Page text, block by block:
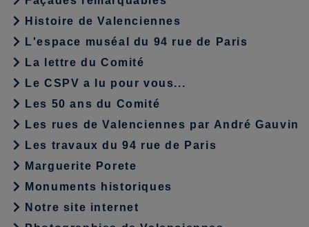
Histoire de Valenciennes
L'espace muséal du 94 rue de Paris
La lettre du Comité
Le CSPV a lu pour vous...
Les 50 ans du Comité
Les rues de Valenciennes par André Gauvin
Les travaux du 94 rue de Paris
Marguerite Porete
Monuments historiques
Notre site internet